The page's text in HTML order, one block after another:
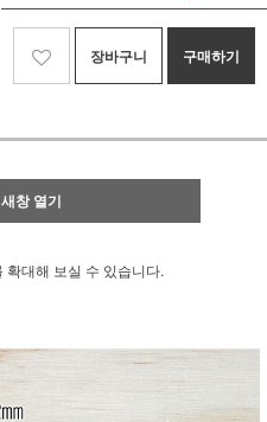
장바구니 구매하기
창 열기
확대해 보실 수 있습니다.